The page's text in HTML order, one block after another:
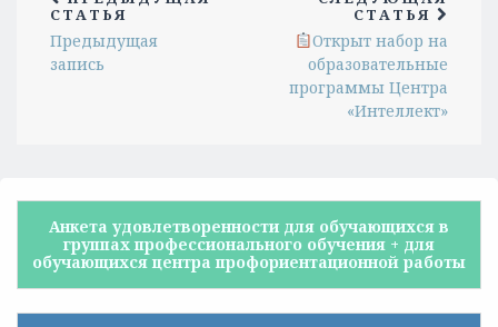
СТАТЬЯ
Предыдущая
запись
СТАТЬЯ
Открыт набор на
образовательные
программы Центра
«Интеллект»
Анкета удовлетворенности для обучающихся в
группах профессионального обучения + для
обучающихся центра профориентационной работы